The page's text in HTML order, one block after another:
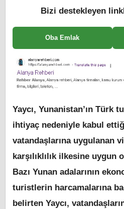
Bizi destekleyen
Oba Emlak
Yaycı, Yunanistan’ın Türk
ihtiyaç nedeniyle kabul
vatandaşlarına uygulanan
karşılıklılık ilkesine uygun
Bazı Yunan adalarının
turistlerin harcamalarına
belirten Yaycı,